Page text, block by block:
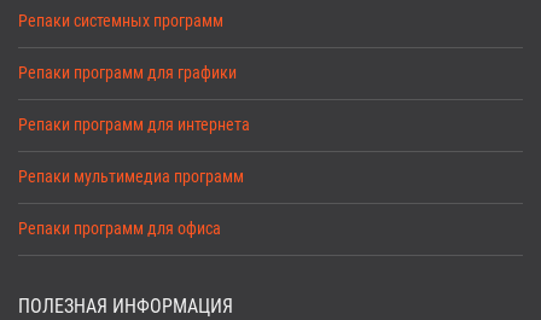
Репаки системных программ
Репаки программ для графики
Репаки программ для интернета
Репаки мультимедиа программ
Репаки программ для офиса
ПОЛЕЗНАЯ ИНФОРМАЦИЯ